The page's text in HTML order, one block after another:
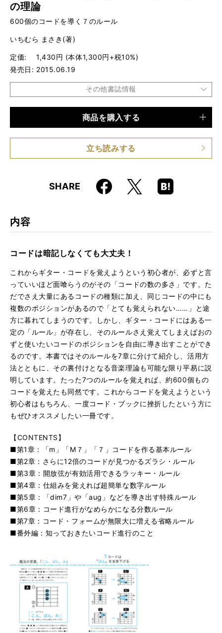
の理論
600個のコードを導く７のルール
いちむら まさき(著)
定価
1,430円 (本体1,300円+税10%)
発売日
2015.06.19
その他書誌情報
仕様 A5判 / 128ページ
商品を購入する
立ち読みする
SHARE Faceboo
k
X
Hatena
Boo
内容
コードは暗記しなくても大丈夫！
これからギター・コードを覚えようという初心者が、必ずと言
っていいほど面喰らうのがその「コードの数の多さ」です。た
だでさえ大量にあるコードの種類に加え、同じコードの中にも
複数のポジションがあるので「とても覚えられない……」と途
方に暮れてしまうのです。しかし、ギター・コードにはある一
定の「ルール」が存在し、そのルールさえ覚えてしまえばおの
ずと使いたいコードのポジションを自由に導き出すことができ
るのです。本書ではそのルールを7章に分けて紹介し、活用方
法とともに、その裏付けとなる音楽理論も可能な限り平易に説
明しています。たった7つのルールを覚えれば、約600個もの
コードを覚えたも同然です。これからコードを覚えようという
初心者はもちろん、一度コード・ブックに挫折したという方に
もぜひオススメしたい一冊です。
【CONTENTS】
■第1章：「m」「M７」「７」コードを作る基本ルール
■第2章：さらに12倍のコードが見つかるズラシ・ルール
■第3章：開放弦が有効活用できるラッキー・ルール
■第4章：仕組みを覚えれば超簡単な数字ルール
■第5章：「dim7」や「aug」などを導き出す特殊ルール
■第6章：コード進行がなめらかになる分数ルール
■第7章：コード・フォームが無限大に増える省略ルール
■番外編：知っておきたいコード進行のこと